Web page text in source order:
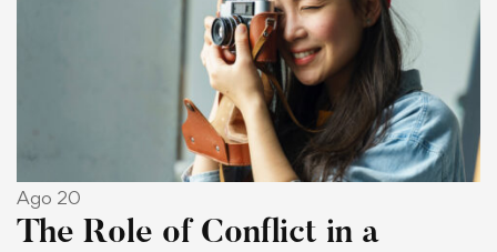
Ago 20
The Role of Conflict in a